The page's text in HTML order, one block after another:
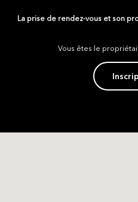
La prise de rendez-vous et son
Vous êtes le